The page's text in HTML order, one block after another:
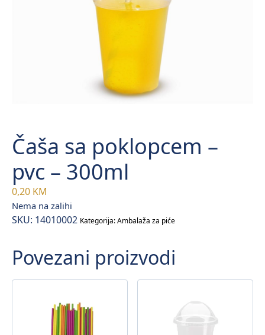
Čaša sa poklopcem –
pvc – 300ml
0,20 KM
Nema na zalihi
SKU: 14010002 Kategorija:Ambalaža za piće
Povezani proizvodi